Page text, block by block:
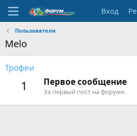
Вход
Пользователи
Melo
Трофеи
1 Первое сообщение
За первый пост на форуме.